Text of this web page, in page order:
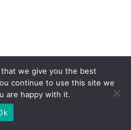
design for our
we give you the best
continue to use this site we
are happy with it.